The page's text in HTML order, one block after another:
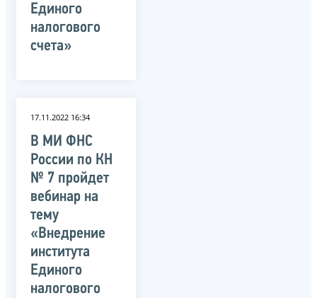
Единого
налогового
счета»
17.11.2022 16:34
В МИ ФНС
России по КН
№ 7 пройдет
вебинар на
тему
«Внедрение
института
Единого
налогового